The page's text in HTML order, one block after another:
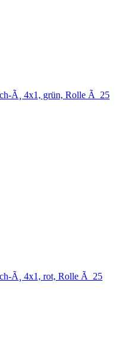
Ã¸ 4x1, grün, Rolle Ã 25
Ã¸ 4x1, rot, Rolle Ã 25